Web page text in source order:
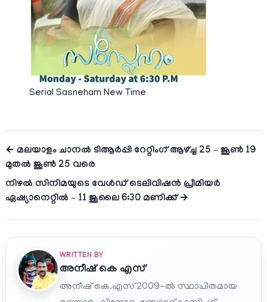
Serial Sasneham New Time
← മലയാളം ചാനല്‍ ടിആര്‍പ്പി റേറ്റിംഗ് ആഴ്ച്ച 25 – ജൂണ്‍ 19
മുതല്‍ ജൂണ്‍ 25 വരെ
നിഴല്‍ സിനിമയുടെ വേള്‍ഡ് ടെലിവിഷന്‍ പ്രീമിയര്‍
ഏഷ്യാനെറ്റില്‍ – 11 ജൂലൈ 6:30 മണിക്ക് →
WRITTEN BY
അനീഷ്‌ കെ എസ്
അനീഷ് കെ.എസ് 2009-ൽ സ്ഥാപിതമായ